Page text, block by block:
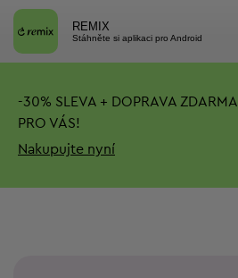
REMIX
Stáhněte si aplikaci pro Android
-30% SLEVA + DOPRAVA ZDARMA
PRO VÁS!
Nakupujte nyní